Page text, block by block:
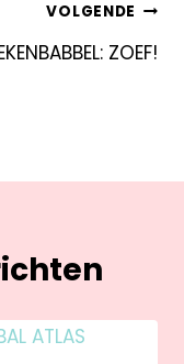
VOLGENDE
ZOEF!